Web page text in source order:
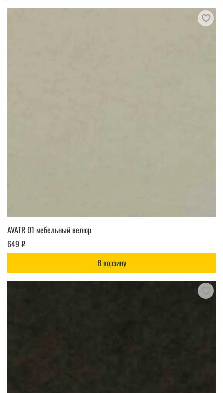
AVATR 01 мебельный велюр
649 ₽
В корзину